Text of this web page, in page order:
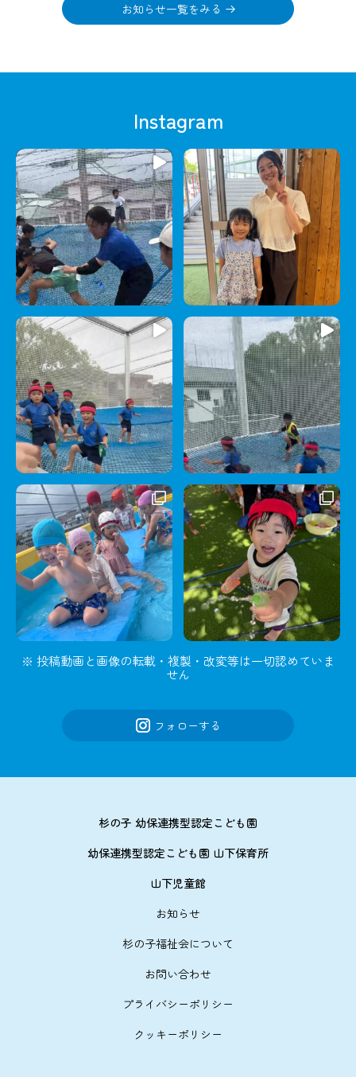
お知らせ一覧をみる
Instagram
※ 投稿動画と画像の転載・複製・改変等は一切認めていま
せん
フォローする
杉の子 幼保連携型認定こども園
幼保連携型認定こども園 山下保育所
山下児童館
お知らせ
杉の子福祉会について
お問い合わせ
プライバシーポリシー
クッキーポリシー